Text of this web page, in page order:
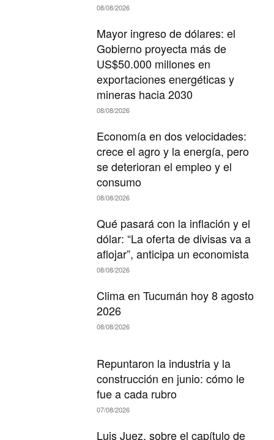
08/08/2026
Mayor ingreso de dólares: el
Gobierno proyecta más de
US$50.000 millones en
exportaciones energéticas y
mineras hacia 2030
08/08/2026
Economía en dos velocidades:
crece el agro y la energía, pero
se deterioran el empleo y el
consumo
08/08/2026
Qué pasará con la inflación y el
dólar: “La oferta de divisas va a
aflojar”, anticipa un economista
08/08/2026
Clima en Tucumán hoy 8 agosto
2026
08/08/2026
Repuntaron la industria y la
construcción en junio: cómo le
fue a cada rubro
07/08/2026
Luis Juez, sobre el capítulo de